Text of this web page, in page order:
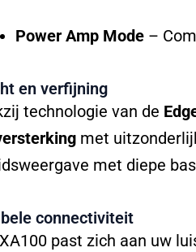
Power Amp Mode –
en verfijning
technologie van de
met
met diepe
connectiviteit
past zich aan uw